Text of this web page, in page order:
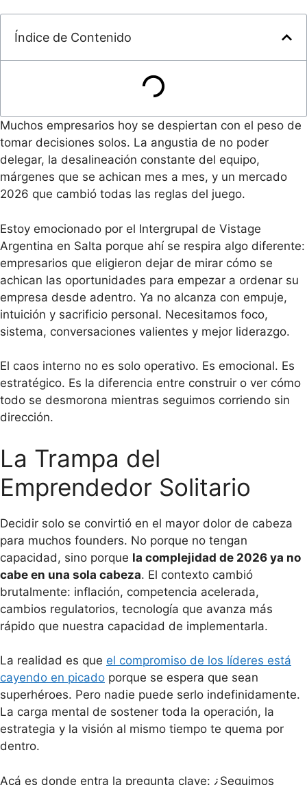
Índice de Contenido
Muchos empresarios hoy se despiertan con el peso de
tomar decisiones solos. La angustia de no poder
delegar, la desalineación constante del equipo,
márgenes que se achican mes a mes, y un mercado
2026 que cambió todas las reglas del juego.
Estoy emocionado por el Intergrupal de Vistage
Argentina en Salta porque ahí se respira algo diferente:
empresarios que eligieron dejar de mirar cómo se
achican las oportunidades para empezar a ordenar su
empresa desde adentro. Ya no alcanza con empuje,
intuición y sacrificio personal. Necesitamos foco,
sistema, conversaciones valientes y mejor liderazgo.
El caos interno no es solo operativo. Es emocional. Es
estratégico. Es la diferencia entre construir o ver cómo
todo se desmorona mientras seguimos corriendo sin
dirección.
La Trampa del
Emprendedor Solitario
Decidir solo se convirtió en el mayor dolor de cabeza
para muchos founders. No porque no tengan
capacidad, sino porque la complejidad de 2026 ya no
cabe en una sola cabeza. El contexto cambió
brutalmente: inflación, competencia acelerada,
cambios regulatorios, tecnología que avanza más
rápido que nuestra capacidad de implementarla.
La realidad es que el compromiso de los líderes está
cayendo en picado porque se espera que sean
superhéroes. Pero nadie puede serlo indefinidamente.
La carga mental de sostener toda la operación, la
estrategia y la visión al mismo tiempo te quema por
dentro.
Acá es donde entra la pregunta clave: ¿Seguimos